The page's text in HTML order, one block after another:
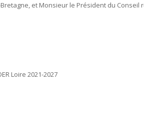
et Monsieur le Président du Conseil
Loire 2021-2027